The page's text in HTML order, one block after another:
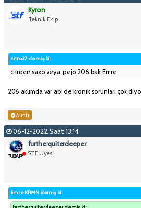
Kyron
Teknik Ekip
nitro37 demiş ki:
citroen saxo veya pejo 206 bak Emre
206 aklımda var abi de kronik sorunları çok
Alıntı
06-12-2022, Saat: 13:14
furtherquiterdeeper
STF Üyesi
Emre KRMN demiş ki: